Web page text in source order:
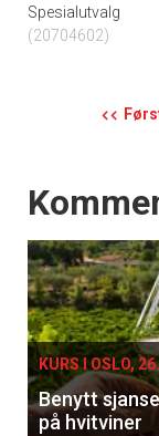
Spesialutvalg
(20704602)
Events
KURS I OSLO,
Benytt
på hvitviner